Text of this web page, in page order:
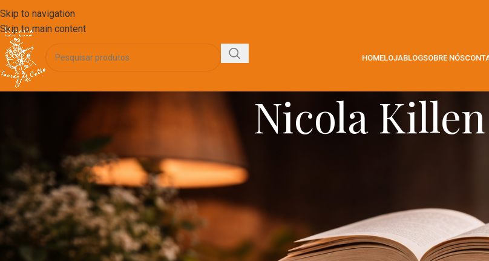
Skip to navigation
Skip to main content
HOMELOJABLOGSOBRE NÓS
Nicola Killen